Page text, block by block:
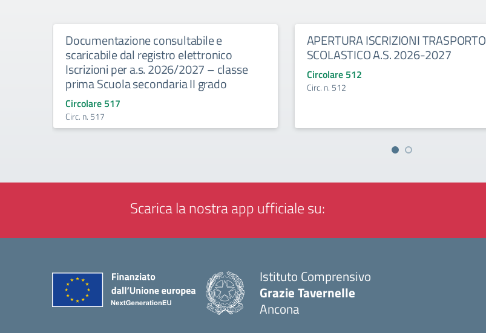
Documentazione consultabile e
scaricabile dal registro elettronico
Iscrizioni per a.s. 2026/2027 – classe
prima Scuola secondaria II grado
Circolare 517
Circ. n. 517
APERTURA ISCRIZIONI TRASPORTO
SCOLASTICO A.S. 2026-2027
Circolare 512
Circ. n. 512
Scarica la nostra app ufficiale su:
Istituto Comprensivo
Grazie Tavernelle
Ancona